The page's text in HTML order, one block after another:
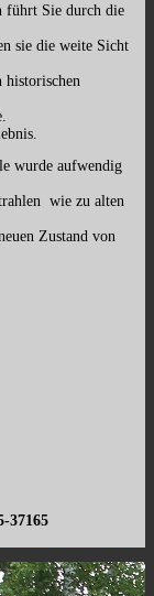
führt Sie durch die
sie die weite Sicht
historischen
wurde aufwendig
wie zu alten
Zustand von
37165